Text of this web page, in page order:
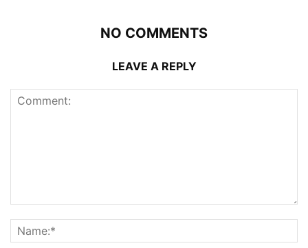
NO COMMENTS
LEAVE A REPLY